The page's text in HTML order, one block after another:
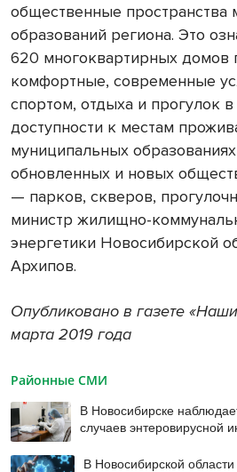
общественные пространства
образований региона. Это
620 многоквартирных домов
комфортные, современные
спортом, отдыха и прогулок
доступности к местам
муниципальных
обновленных и новых
— парков, скверов,
министр жилищно-
энергетики Новосибирской
Архипов.
Опубликовано в газете
марта 2019 года
Районные СМИ
В Новосибирске
случаев энтеровирусной
В Новосибирской